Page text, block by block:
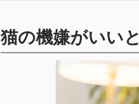
猫の機嫌がいい